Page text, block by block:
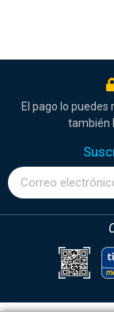
El pago lo
también